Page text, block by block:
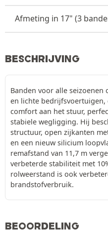
Afmeting in 17" (3
BESCHRIJVING
Banden voor alle
en lichte bedrijfsvoertuigen,
comfort aan het stuur,
stabiele wegligging. Hij
structuur, open zijkanten
en een nieuw silicium
remafstand van 11,7 m
verbeterde stabiliteit met
rolweerstand is ook
brandstofverbruik.
BEOORDELING